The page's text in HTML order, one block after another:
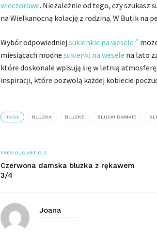
wieczorowe. Niezależnie od tego, czy szukasz
na Wielkanocną kolację z rodziną. W Butik na
Wybór odpowiedniej sukienkie na wesele
miesiącach modne sukienki na wesele na lato
które doskonale wpisują się w letnią
inspiracji, które pozwolą każdej kobiecie
TAGS BLUZKA BLUZKE BLUZKI DAMKIE
PREVIOUS ARTICLE
Czerwona damska bluzka z rękawem
3/4
Joana